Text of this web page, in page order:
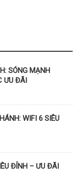
SÓNG MẠNH
ƯU ĐÃI
WIFI 6 SIÊU
ĐỈNH – ƯU ĐÃI